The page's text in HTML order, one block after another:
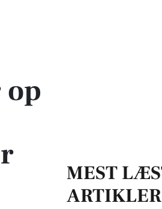
MEST
ARTIKLER